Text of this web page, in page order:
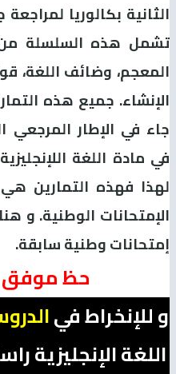
الثانية بكالوريا
تشمل هذه السلسلة من
المعجم، وضائف اللغة،
الإنشاء. جميع هذه
جاء في الإطار المرجعي
في مادة اللغة
لهذا فهذه التمارين
الإمتحانات الوطنية. و
إمتحانات وطنية سابقة.
حظ موفق
و للإنخراط في
اللغة الإنجليزية